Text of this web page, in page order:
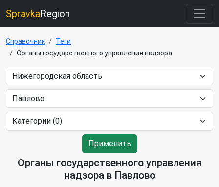
SpravkaRegion
Справочник
Теги
Органы государственного управления надзора
Применить
Органы государственного управления
надзора в Павлово